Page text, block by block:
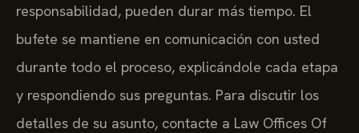
responsabilidad, pueden durar más tiempo. El
bufete se mantiene en comunicación con usted
durante todo el proceso, explicándole cada etapa
y respondiendo sus preguntas. Para discutir los
detalles de su asunto, contacte a Law Offices Of